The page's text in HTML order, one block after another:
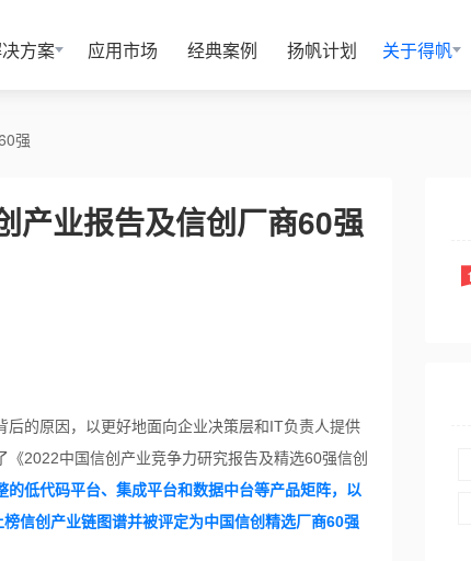
方案 应用市场 经典案例 扬帆计划 关于得帆
强
产业报告及信创厂商60强
的原因，以更好地面向企业决策层和IT负责人提供
2022中国信创产业竞争力研究报告及精选60强信创
低代码平台、集成平台和数据中台等产品矩阵，以
信创产业链图谱并被评定为中国信创精选厂商60强